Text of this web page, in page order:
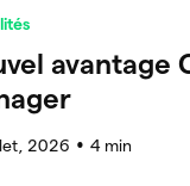
avantage
2026 ● 4min